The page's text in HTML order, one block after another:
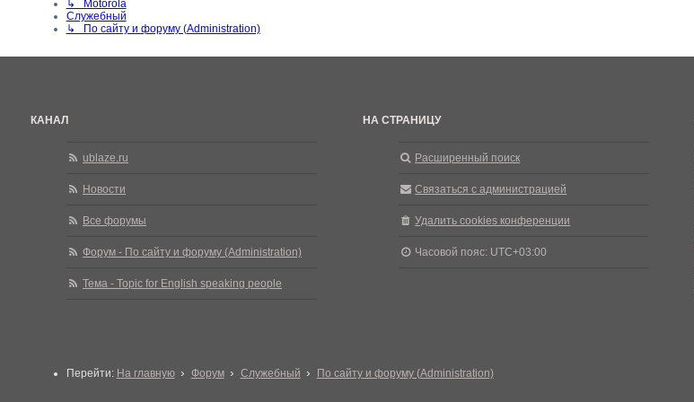
↳ Motorola
Служебный
↳ По сайту и форуму (Administration)
КАНАЛ
ublaze.ru
Новости
Все форумы
Форум - По сайту и форуму (Administration)
Тема - Topic for English speaking people
НА СТРАНИЦУ
Расширенный поиск
Связаться с администрацией
Удалить cookies конференции
Часовой пояс: UTC+03:00
Перейти: На главную Форум Служебный По сайту и форуму (Administration)